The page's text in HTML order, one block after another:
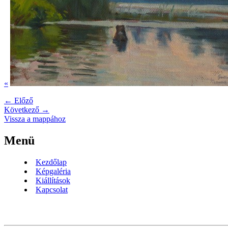
«
← Előző
Következő →
Vissza a mappához
Menü
Kezdőlap
Képgaléria
Kiállítások
Kapcsolat